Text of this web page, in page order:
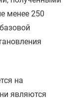
менее 250
на
являются